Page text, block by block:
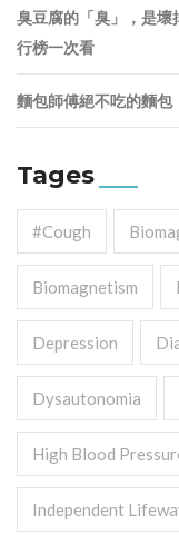
臭豆腐的「臭」，是壞
行榜一次看
麵包師傅絕不吃的麵包
Tages
#cough
Biomagnetism
Depression
Dysautonomia
High Blood
Independent